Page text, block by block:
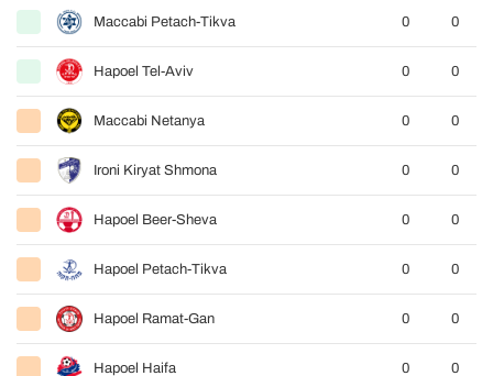
Maccabi Petach-Tikva 0 0
Hapoel Tel-Aviv 0 0
Maccabi Netanya 0 0
Ironi Kiryat Shmona 0 0
Hapoel Beer-Sheva 0 0
Hapoel Petach-Tikva 0 0
Hapoel Ramat-Gan 0 0
Hapoel Haifa 0 0